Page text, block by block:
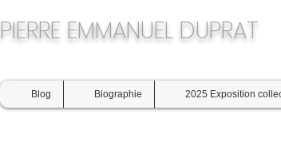
​PIERRE EMMANUEL DUPRAT
Blog Biographie 2025 Exposition